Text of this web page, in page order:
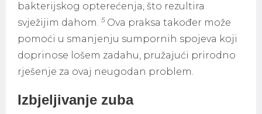
bakterijskog opterećenja, što rezultira
svježijim dahom. 5 Ova praksa također može
pomoći u smanjenju sumpornih spojeva koji
doprinose lošem zadahu, pružajući prirodno
rješenje za ovaj neugodan problem.
Izbjeljivanje zuba